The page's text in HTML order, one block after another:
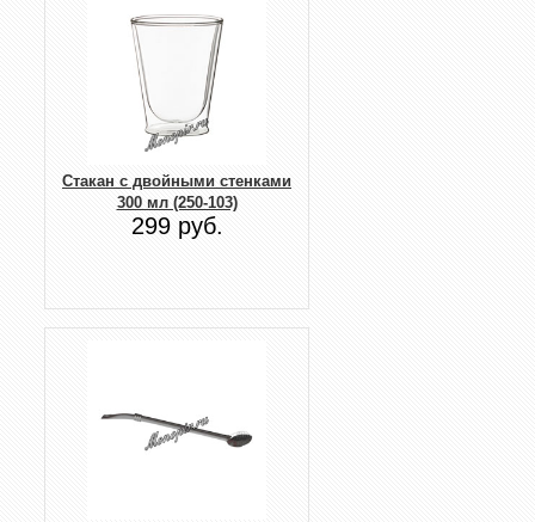
Стакан с двойными стенками
300 мл (250-103)
299 руб.